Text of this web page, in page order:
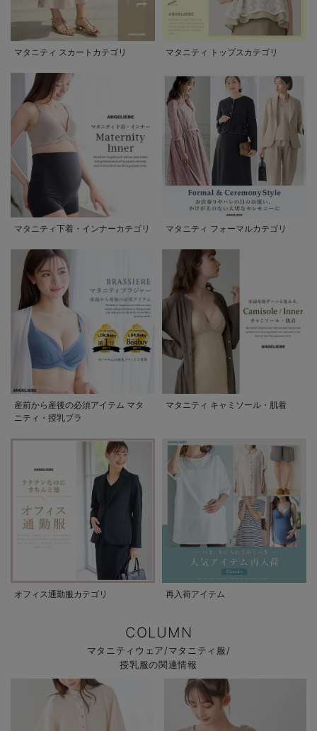
マタニティ スカートカテゴリ マタニティ トップスカテゴリ
マタニティ下着・インナーカテゴリ マタニティ フォーマルカテゴリ
産前から産後の必須アイテム マタ
ニティ・授乳ブラ
マタニティ キャミソール・肌着
オフィス通勤服カテゴリ 再入荷アイテム
COLUMN
マタニティウェア/マタニティ服/
授乳服の関連情報